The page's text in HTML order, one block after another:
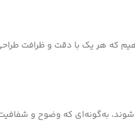
که هر یک با دقت و ظرافت
به‌گونه‌ای که وضوح و